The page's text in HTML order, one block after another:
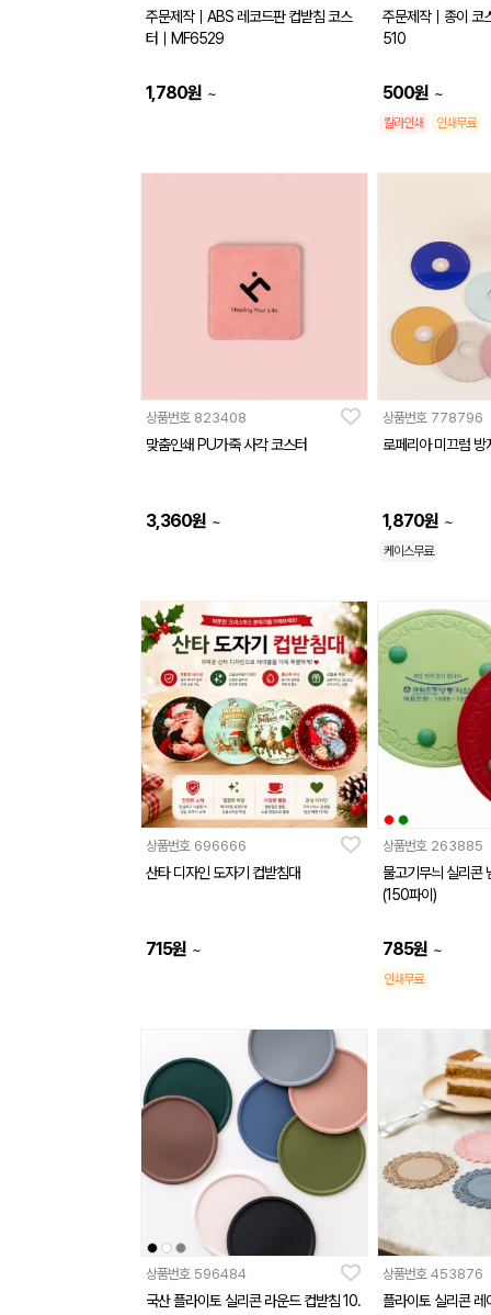
주문제작｜ABS 레코드판 컵받침 코스
터｜MF6529
1,780원 ~
주문제작｜종이 코
510
500원 ~
칼라인쇄 인쇄무료
상품번호 823408
맞춤인쇄 PU가죽 사각 코스터
3,360원 ~
상품번호 778796
로페리아 미끄럼 방
1,870원 ~
케이스무료
상품번호 696666
산타 디자인 도자기 컵받침대
715원 ~
상품번호 263885
물고기무늬 실리콘
(150파이)
785원 ~
인쇄무료
상품번호 596484
국산 플라이토 실리콘 라운드 컵받침 10.
상품번호 453876
플라이토 실리콘 레이스 컵받침[소] 10c